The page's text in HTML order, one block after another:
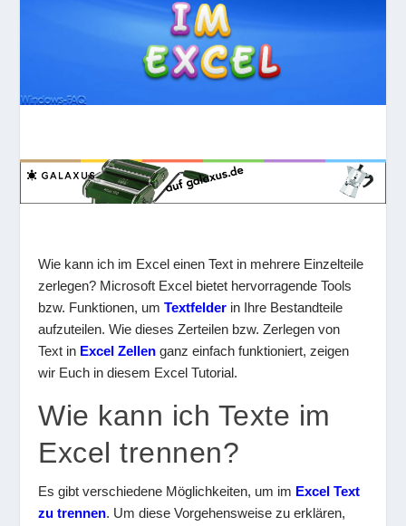
Wie kann ich im Excel einen Text in mehrere Einzelteile
zerlegen? Microsoft Excel bietet hervorragende Tools
bzw. Funktionen, umTextfelder in Ihre Bestandteile
aufzuteilen. Wie dieses Zerteilen bzw. Zerlegen von
Text in Excel Zellen ganz einfach funktioniert, zeigen
wir Euch in diesem Excel Tutorial.
Wie kann ich Texte im
Excel trennen?
Es gibt verschiedene Möglichkeiten, um im Excel Text
zu trennen. Um diese Vorgehensweise zu erklären,